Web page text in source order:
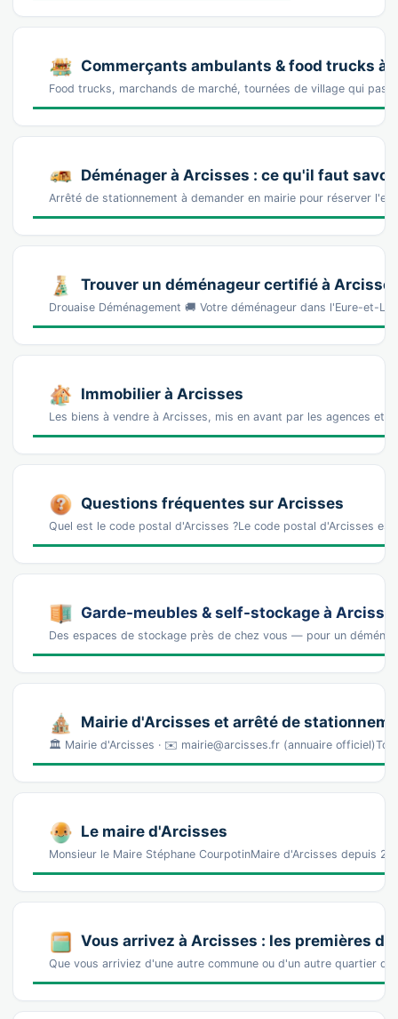
Commerçants ambulants & food trucks à
Food trucks, marchands de marché, tournées de village qui
Déménager à Arcisses : ce qu'il faut savoir
Arrêté de stationnement à demander en mairie pour réserver
Trouver un déménageur certifié à
Drouaise Déménagement 🚚 Votre déménageur dans l'Eure-et-
Immobilier à Arcisses
Les biens à vendre à Arcisses, mis en avant par les agences et
Questions fréquentes sur Arcisses
Quel est le code postal d'Arcisses ?Le code postal d'Arcisses
Garde-meubles & self-stockage à
Des espaces de stockage près de chez vous — pour un
Mairie d'Arcisses et arrêté de
🏛️ Mairie d'Arcisses · ✉️ mairie@arcisses.fr (annuaire
Le maire d'Arcisses
Monsieur le Maire Stéphane CourpotinMaire d'Arcisses depuis
Vous arrivez à Arcisses : les premières
Que vous arriviez d'une autre commune ou d'un autre quartier